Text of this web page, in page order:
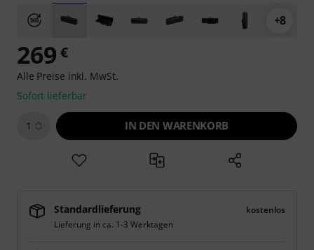
+8
269 €
Alle Preise inkl. MwSt.
Sofort lieferbar
1 IN DEN WARENKORB
Standardlieferung
kostenlos
Lieferung in ca. 1-3 Werktagen